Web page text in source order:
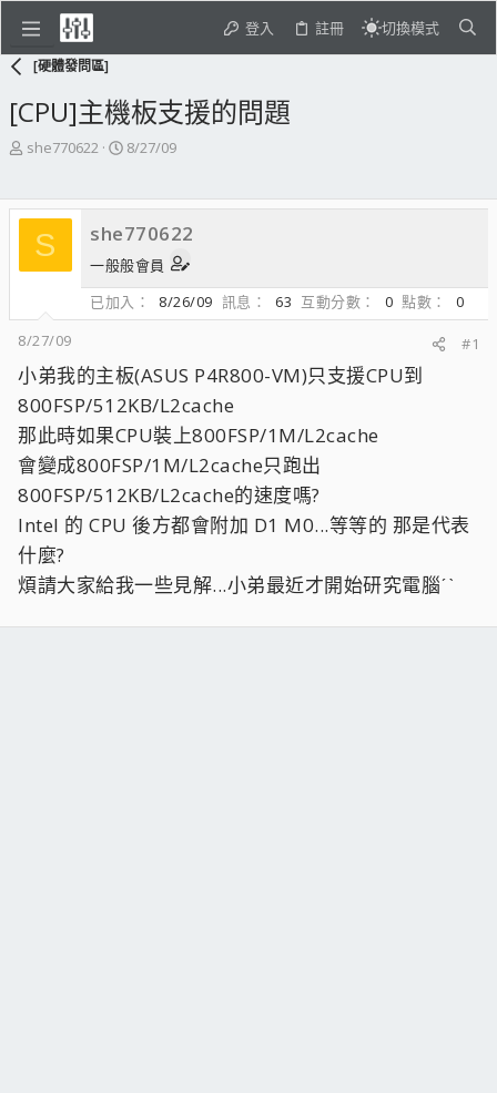
登入 註冊 切換模式
[硬體發問區]
[CPU]主機板支援的問題
主
起
人
she770622
開
期
8/27/09
S she770622
一般般會員
已加入
8/26/09 訊息 63 互動分數 0 點數
0
8/27/09
#1
小弟我的主板(ASUS P4R800-VM)只支援CPU到
800FSP/512KB/L2cache
那此時如果CPU裝上800FSP/1M/L2cache
會變成800FSP/1M/L2cache只跑出
800FSP/512KB/L2cache的速度嗎?
Intel 的 CPU 後方都會附加 D1 M0...等等的 那是代表
什麼?
煩請大家給我一些見解...小弟最近才開始研究電腦ˊˋ